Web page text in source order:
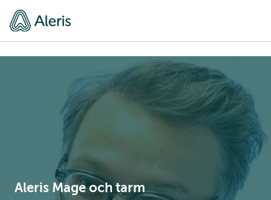
Aleris Mage och tarm